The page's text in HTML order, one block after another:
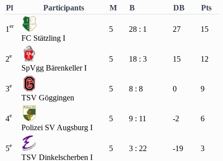
Pl Participants M B DB Pts
1 er
FC Stätzling I
5 28 : 1 27 15
2e
SpVgg Bärenkeller I
5 18 : 3 15 12
3e
TSV Göggingen
5 8 : 8 0 9
4e
Polizei SV Augsburg I
5 9 : 11 -2 6
5e
TSV Dinkelscherben I
5 3 : 22 -19 3